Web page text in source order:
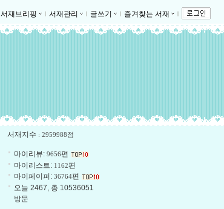
서재브리핑 ｌ 서재관리 ｌ 글쓰기 ｌ 즐겨찾는 서재 ｌ
서재지수 : 2959988점
마이리뷰: 9656편
마이리스트: 1162편
마이페이퍼: 36764편
오늘 2467, 총 10536051
방문